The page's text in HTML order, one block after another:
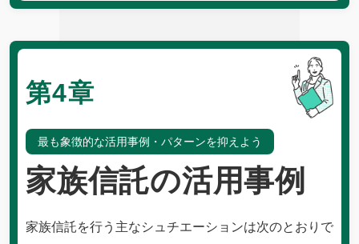
第4章
最も象徴的な活用事例・パターンを抑えよう
家族信託の活用事例
家族信託を行う主なシュチエーションは次のとおりで